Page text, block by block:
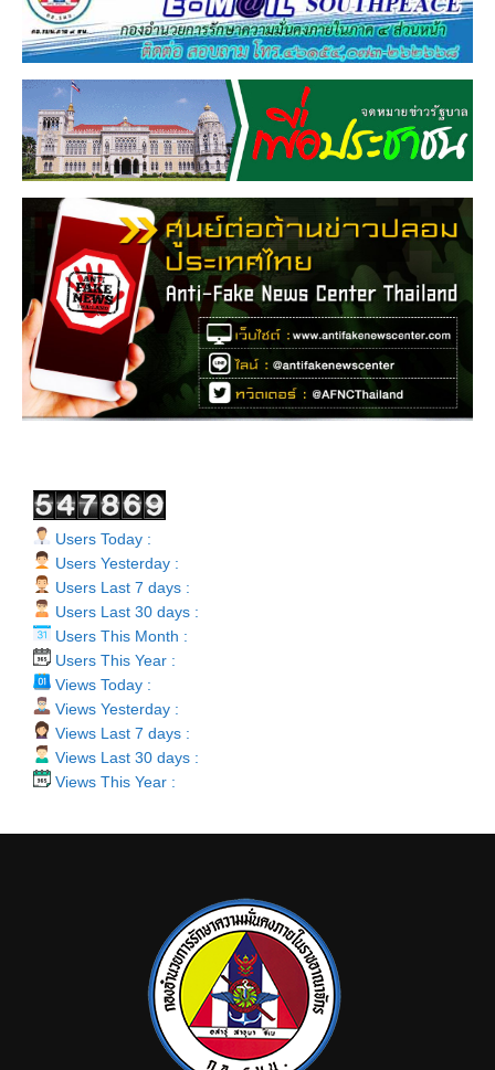
Users Today :
Users Yesterday :
Users Last 7 days :
Users Last 30 days :
Users This Month :
Users This Year :
Views Today :
Views Yesterday :
Views Last 7 days :
Views Last 30 days :
Views This Year :